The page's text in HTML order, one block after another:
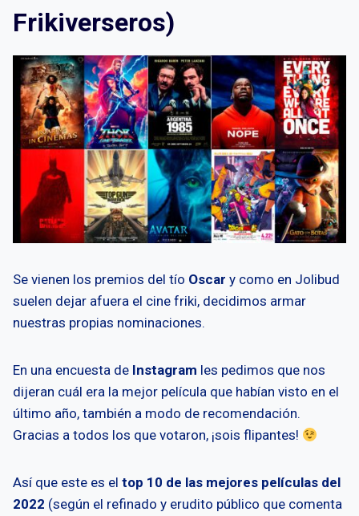
Frikiverseros)
Se vienen los premios del tío Oscar y como en Jolibud
suelen dejar afuera el cine friki, decidimos armar
nuestras propias nominaciones.
En una encuesta de Instagram les pedimos que nos
dijeran cuál era la mejor película que habían visto en el
último año, también a modo de recomendación.
Gracias a todos los que votaron, ¡sois flipantes!
Así que este es el top 10 de las mejores películas del
2022 (según el refinado y erudito público que comenta